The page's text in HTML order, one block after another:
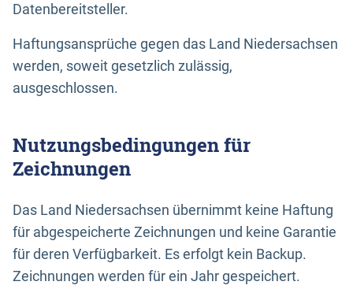
Datenbereitsteller.
Haftungsansprüche gegen das Land Niedersachsen
werden, soweit gesetzlich zulässig,
ausgeschlossen.
Nutzungsbedingungen für
Zeichnungen
Das Land Niedersachsen übernimmt keine Haftung
für abgespeicherte Zeichnungen und keine Garantie
für deren Verfügbarkeit. Es erfolgt kein Backup.
Zeichnungen werden für ein Jahr gespeichert.